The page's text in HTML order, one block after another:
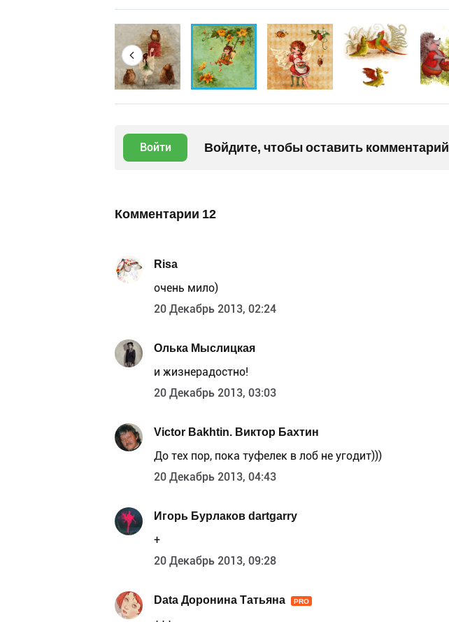
Войти Войдите, чтобы оставить комментарий
Комментарии 12
Risa
очень мило)
20 Декабрь 2013, 02:24
Олька Мыслицкая
и жизнерадостно!
20 Декабрь 2013, 03:03
Victor Bakhtin. Виктор Бахтин
До тех пор, пока туфелек в лоб не угодит)))
20 Декабрь 2013, 04:43
Игорь Бурлаков dartgarry
+
20 Декабрь 2013, 09:28
Data Доронина Татьяна PRO